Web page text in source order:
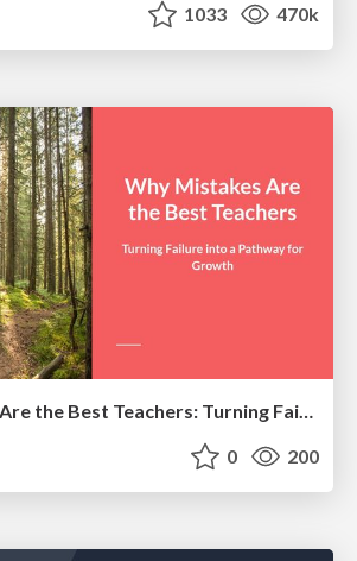
1033 470k
Why Mistakes Are the Best Teachers: Turning Failure into a Pathway for Growth
0 200